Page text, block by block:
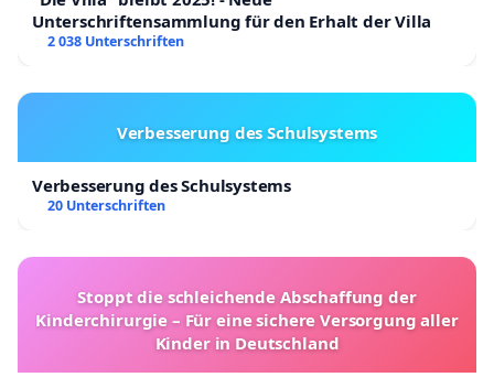
Unterschriftensammlung für den Erhalt der Villa
2 038 Unterschriften
Verbesserung des Schulsystems
Verbesserung des Schulsystems
20 Unterschriften
Stoppt die schleichende Abschaffung der
Kinderchirurgie – Für eine sichere Versorgung aller
Kinder in Deutschland